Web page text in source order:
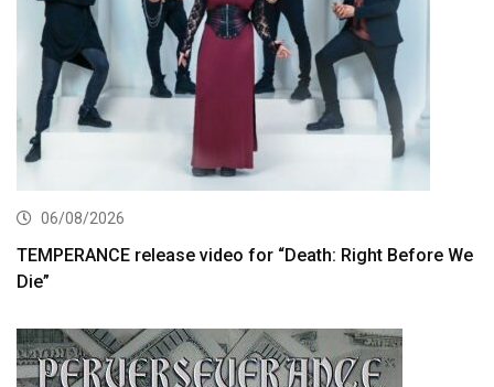
06/08/2026
TEMPERANCE release video for “Death: Right Before We
Die”